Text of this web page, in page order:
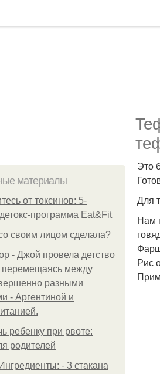
материалы
от токсинов: 5-
программа Eat&Fit
своим лицом сделала?
- Джой провела детство
перемещаясь между
разными
- Аргентиной и
ребенку при рвоте:
родителей
- 3 стакана
Это
Для
Нам
Рис